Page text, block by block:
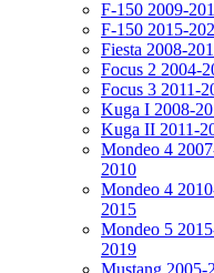
F-150 2009-
F-150 2015-
Fiesta 2008-
Focus 2 2004-
Focus 3 2011-
Kuga I 2008-
Kuga II 2011-
Mondeo 4
2010
Mondeo 4
2015
Mondeo 5
2019
Mustang 2005-